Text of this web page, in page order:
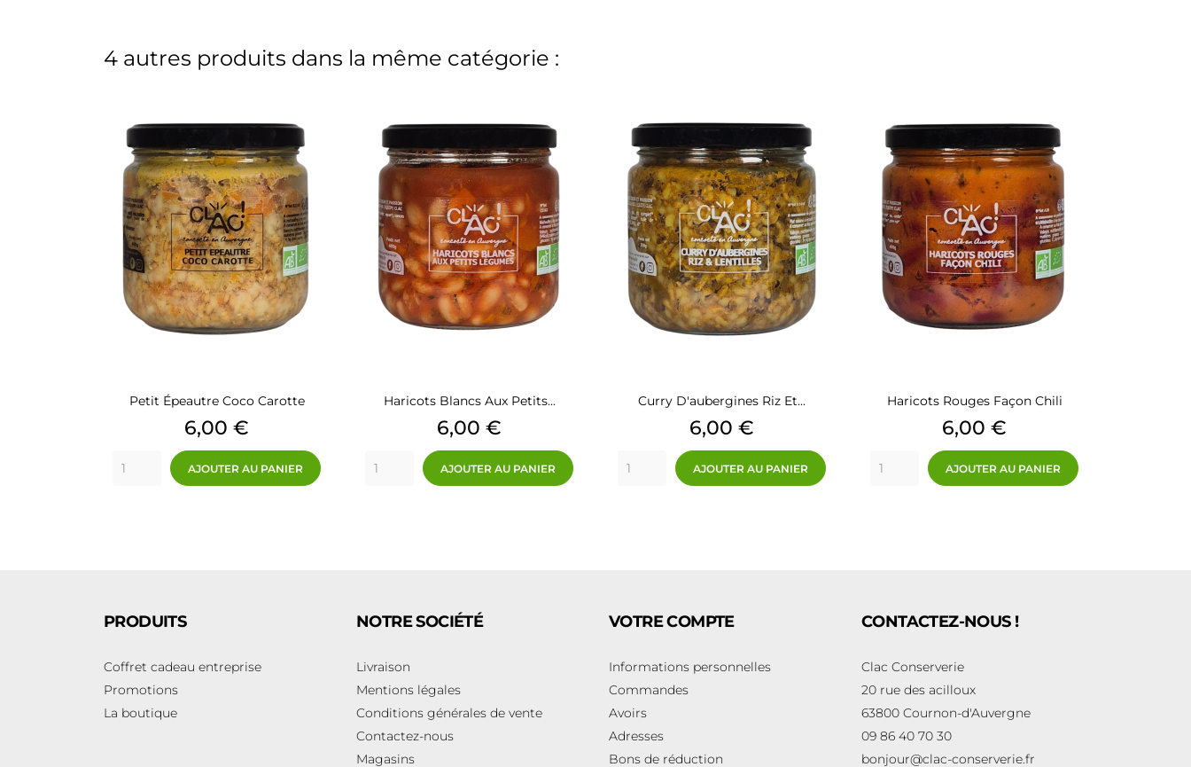
4 autres produits dans la même catégorie :
Petit Épeautre Coco Carotte
Prix
6,00 €
AJOUTER AU PANIER
Haricots Blancs Aux Petits...
Prix
6,00 €
AJOUTER AU PANIER
Curry D'aubergines Riz Et...
Prix
6,00 €
AJOUTER AU PANIER
Haricots Rouges Façon Chili
Prix
6,00 €
AJOUTER AU PANIER
PRODUITS
Coffret cadeau entreprise
Promotions
La boutique
NOTRE SOCIÉTÉ
Livraison
Mentions légales
Conditions générales de vente
Contactez-nous
Magasins
VOTRE COMPTE
Informations personnelles
Commandes
Avoirs
Adresses
Bons de réduction
CONTACTEZ-NOUS !
Clac Conserverie
20 rue des acilloux
63800 Cournon-d'Auvergne
09 86 40 70 30
bonjour@clac-conserverie.fr